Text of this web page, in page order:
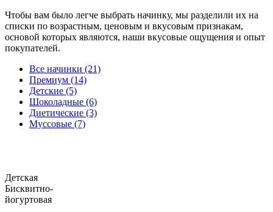
Чтобы вам было легче выбрать начинку, мы разделили их на
списки по возрастным, ценовым и вкусовым признакам,
основой которых являются, наши вкусовые ощущения и опыт
покупателей.
Все начинки (21)
Премиум (14)
Детские (5)
Шоколадные (6)
Диетические (3)
Муссовые (7)
Детская
Бисквитно-
йогуртовая